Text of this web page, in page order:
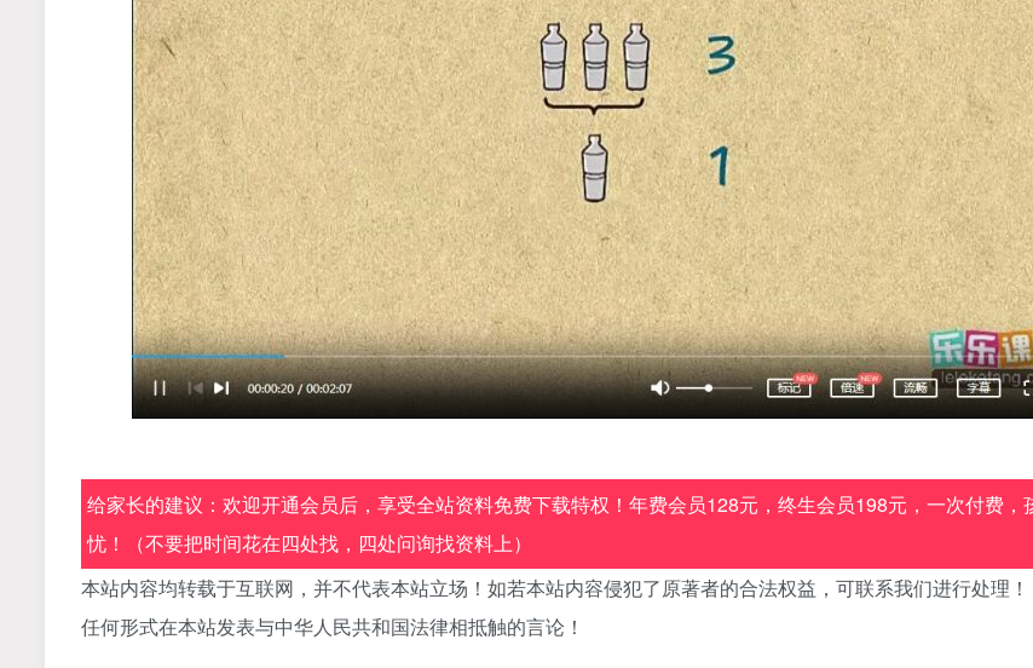
给家长的建议：欢迎开通会员后，享受全站资料免费下载特权！年费会员128元，终生会员198元，一次付费，
忧！（不要把时间花在四处找，四处问询找资料上）
本站内容均转载于互联网，并不代表本站立场！如若本站内容侵犯了原著者的合法权益，可联系我们进行处理
任何形式在本站发表与中华人民共和国法律相抵触的言论！